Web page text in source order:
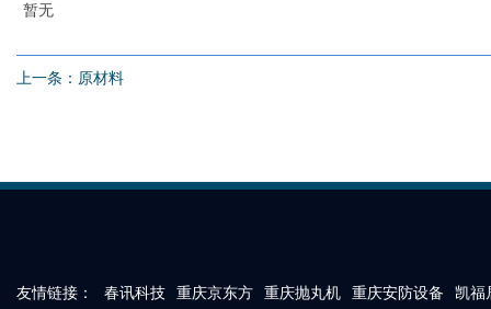
暂无
上一条： 原材料
友情链接： 春讯科技 重庆京东方 重庆抛丸机 重庆安防设备 凯福